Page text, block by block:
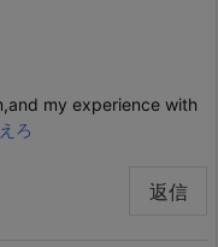
my experience with
ろ
返信